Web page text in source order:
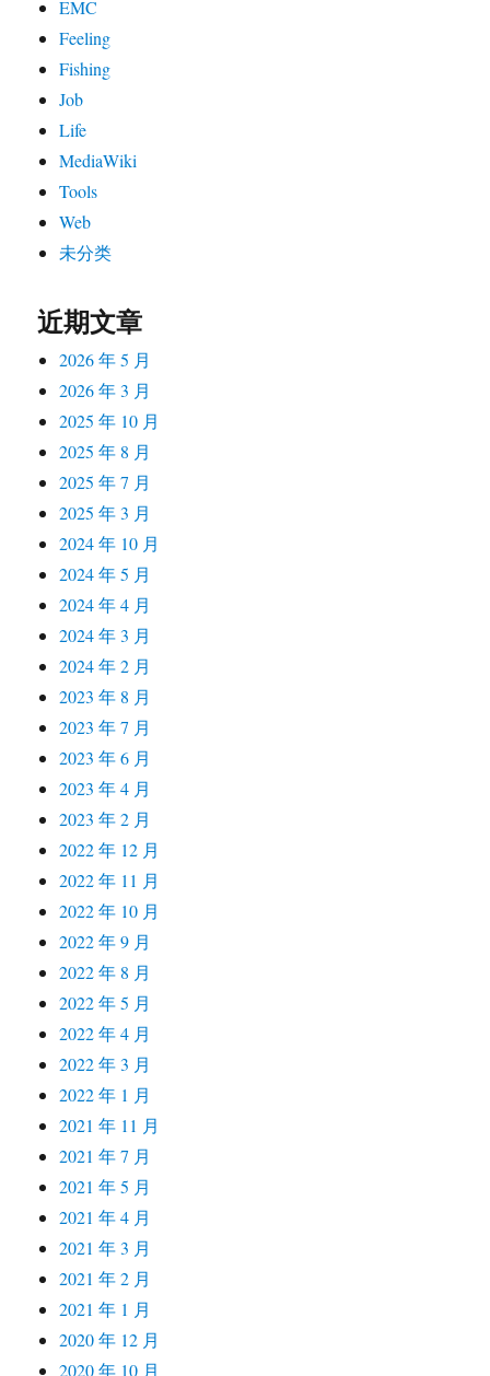
EMC
Feeling
Fishing
Job
Life
MediaWiki
Tools
Web
未分类
近期文章
2026 年 5 月
2026 年 3 月
2025 年 10 月
2025 年 8 月
2025 年 7 月
2025 年 3 月
2024 年 10 月
2024 年 5 月
2024 年 4 月
2024 年 3 月
2024 年 2 月
2023 年 8 月
2023 年 7 月
2023 年 6 月
2023 年 4 月
2023 年 2 月
2022 年 12 月
2022 年 11 月
2022 年 10 月
2022 年 9 月
2022 年 8 月
2022 年 5 月
2022 年 4 月
2022 年 3 月
2022 年 1 月
2021 年 11 月
2021 年 7 月
2021 年 5 月
2021 年 4 月
2021 年 3 月
2021 年 2 月
2021 年 1 月
2020 年 12 月
2020 年 10 月